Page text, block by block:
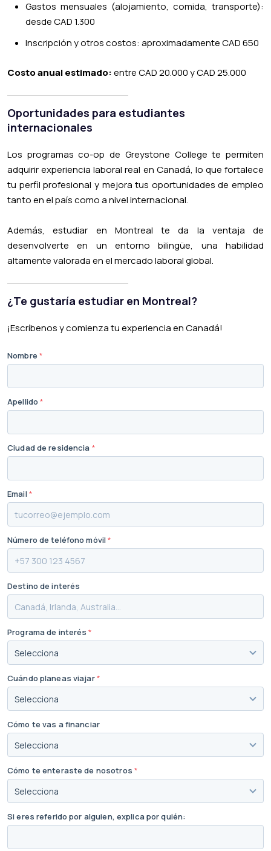
Gastos mensuales (alojamiento, comida, transporte):
desde CAD 1.300
Inscripción y otros costos: aproximadamente CAD 650
Costo anual estimado:entre CAD 20.000 y CAD 25.000
Oportunidades para estudiantes
internacionales
Los programas co-op de Greystone College te permiten
adquirir experiencia laboral real en Canadá, lo que fortalece
tu perfil profesional y mejora tus oportunidades de empleo
tanto en el país como a nivel internacional.
Además, estudiar en Montreal te da la ventaja de
desenvolverte en un entorno bilingüe, una habilidad
altamente valorada en el mercado laboral global.
¿Te gustaría estudiar en Montreal?
¡Escríbenos y comienza tu experiencia en Canadá!
Nombre *
Apellido *
Ciudad de residencia *
Email*
Número de teléfono móvil*
Destino de interés
Programa de interés *
Cuándo planeas viajar*
Cómo te vas a financiar
Cómo te enteraste de nosotros *
Si eres referido por alguien, explica por quién: